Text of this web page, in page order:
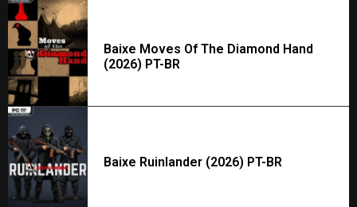
Baixe Moves Of The Diamond Hand
(2026) PT-BR
Baixe Ruinlander (2026) PT-BR